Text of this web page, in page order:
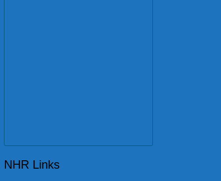
NHR Links